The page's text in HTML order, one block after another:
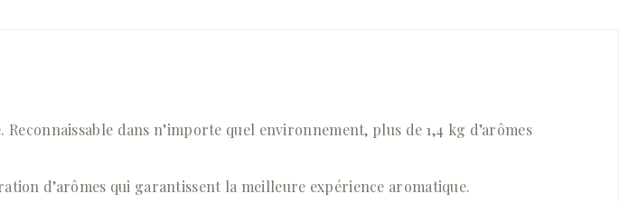
dans n’importe quel environnement, plus de 1,4 kg d’arômes
d’arômes qui garantissent la meilleure expérience aromatique.